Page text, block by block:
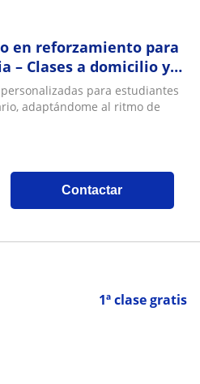
en reforzamiento para
– Clases a domicilio y
para estudiantes
adaptándome al ritmo de
Contactar
1ª clase gratis